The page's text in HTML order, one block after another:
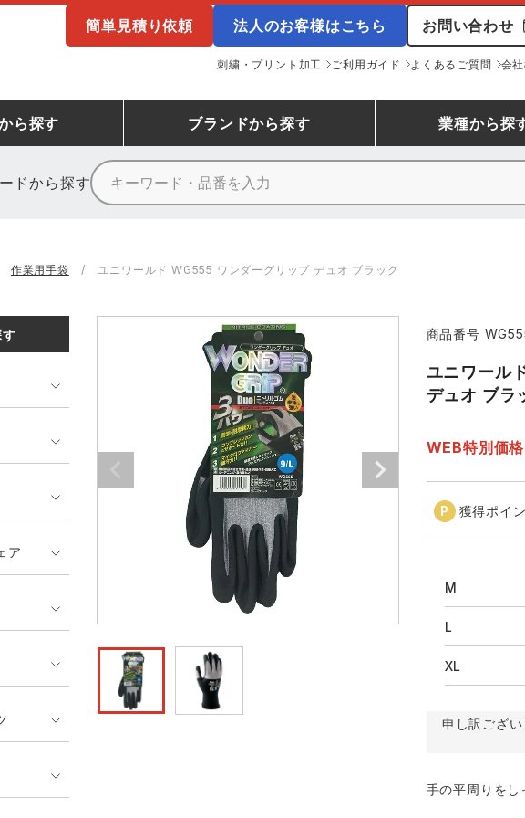
簡単見積り依頼 法人のお客様はこちら お問い合わせ
刺繍・プリント加工 ご利用ガイド よくあるご質問 会
ポロシャツ 安全保護具
用小物・アクセサリー類 鞄・バッグ類
ウェア・ヒートウェア 刺繍・プリント加工対象商品
ら探す
ョンウェアランキング 作業用ポロシャツランキング 作
ティア ランキング TSDESIGN ランキング コ
ランキング
ネーム刺繍・プリント加工対象商品
作業着
ニット
ファン付きウェア
防寒
カジュアル
ブランドから探す
山田辰 クレヒフク
GUSH FORCE CUP
ハイパーV 丸五
エアークラフト 自重堂 サーヴォ
中塚被服 イーブンリバー
福山ゴム工業
ビッグボーン商事株式会
社
業種から探
ォーム 運送・倉庫作業服 清
護服
ドから探す
作業用手袋 ユニワールド WG555 ワンダーグリップ デュオ ブラック
ア
商品番号
ユニワール
デュオ ブラ
WEB特別価格
獲得ポイ
M
L
XL
申し訳ござ
手の平周りをし